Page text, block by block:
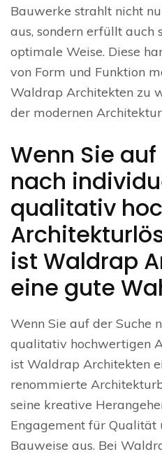
Bauwerke strahlt nicht
aus, sondern erfüllt auch
optimale Weise. Diese
von Form und Funktion
Waldrap Architekten zu
der modernen
Wenn Sie
nach
qualitativ
ist Waldrap
eine gute
Wenn Sie auf der Suche
qualitativ hochwertigen
ist Waldrap Architekten
renommierte
seine kreative
Engagement für Qualität
Bauweise aus. Bei